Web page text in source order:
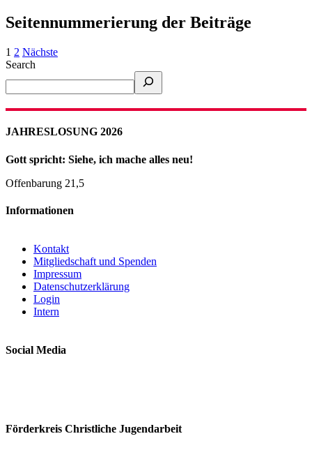
Seitennummerierung der Beiträge
1 2 Nächste
Search
JAHRESLOSUNG 2026
Gott spricht: Siehe, ich mache alles neu!
Offenbarung 21,5
Informationen
Kontakt
Mitgliedschaft und Spenden
Impressum
Datenschutzerklärung
Login
Intern
Social Media
Förderkreis Christliche Jugendarbeit